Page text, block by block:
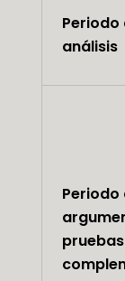
Periodo
análisis
Periodo
pruebas